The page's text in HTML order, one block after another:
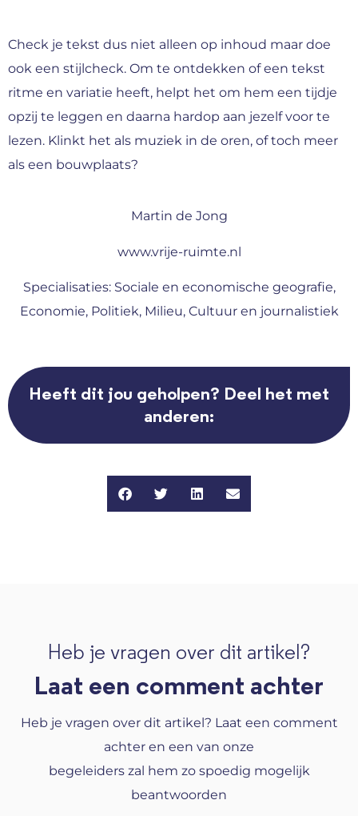
Check je tekst dus niet alleen op inhoud maar doe
ook een stijlcheck. Om te ontdekken of een tekst
ritme en variatie heeft, helpt het om hem een tijdje
opzij te leggen en daarna hardop aan jezelf voor te
lezen. Klinkt het als muziek in de oren, of toch meer
als een bouwplaats?
Martin de Jong
www.vrije-ruimte.nl
Specialisaties: Sociale en economische geografie,
Economie, Politiek, Milieu, Cultuur en journalistiek
Heeft dit jou geholpen? Deel het met
anderen:
Heb je vragen over dit artikel?
Laat een comment achter
Heb je vragen over dit artikel? Laat een comment
achter en een van onze
begeleiders zal hem zo spoedig mogelijk
beantwoorden